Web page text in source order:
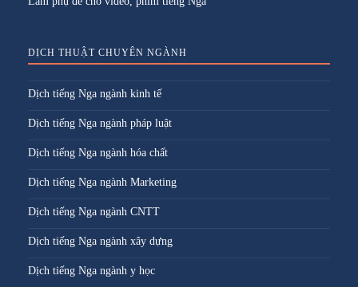
DỊCH THUẬT CHUYÊN NGÀNH
Dịch tiếng Nga ngành kinh tế
Dịch tiếng Nga ngành pháp luật
Dịch tiếng Nga ngành hóa chất
Dịch tiếng Nga ngành Marketing
Dịch tiếng Nga ngành CNTT
Dịch tiếng Nga ngành xây dựng
Dịch tiếng Nga ngành y học